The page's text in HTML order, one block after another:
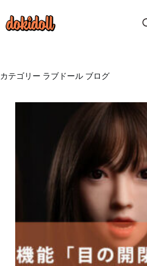
テ
キ
カテゴリー ラブドール ブログ